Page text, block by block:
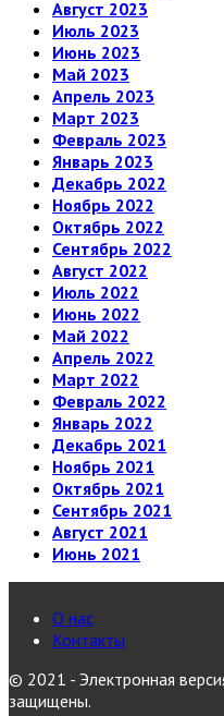
Август 2023
Июль 2023
Июнь 2023
Май 2023
Апрель 2023
Март 2023
Февраль 2023
Январь 2023
Декабрь 2022
Ноябрь 2022
Октябрь 2022
Сентябрь 2022
Август 2022
Июль 2022
Июнь 2022
Май 2022
Апрель 2022
Март 2022
Февраль 2022
Январь 2022
Декабрь 2021
Ноябрь 2021
Октябрь 2021
Сентябрь 2021
Август 2021
Июнь 2021
О нас
Контакты
© 2021 - Электронная
защищены.